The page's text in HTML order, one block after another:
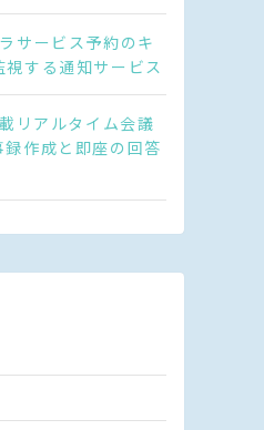
サービス予約のキ
する通知サービス
アルタイム会議
作成と即座の回答